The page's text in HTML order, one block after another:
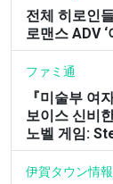
전체 히로인
로맨스 ADV
ファミ通
『미술부 여
보이스 신비
노벨 게임:
伊賀タウン情報